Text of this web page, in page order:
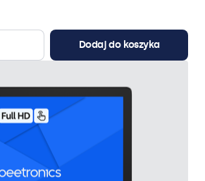
Dodaj do koszyka